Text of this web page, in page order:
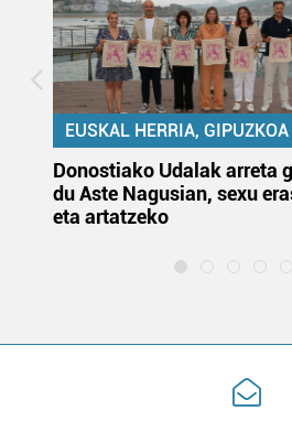
EUSKAL HERRIA, GIPUZKOA
Donostiako Udalak arreta
du Aste Nagusian, sexu
eta artatzeko